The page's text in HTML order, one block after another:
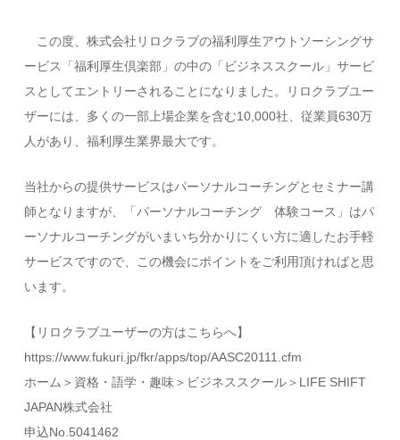
この度、株式会社リロクラブの福利厚生アウトソーシングサ
ービス「福利厚生倶楽部」の中の「ビジネススクール」サービ
スとしてエントリーされることになりました。リロクラブユー
ザーには、多くの一部上場企業を含む10,000社、従業員630万
人があり、福利厚生業界最大です。
当社からの提供サービスはパーソナルコーチングとセミナー講
師となりますが、「パーソナルコーチング 体験コース」はパ
ーソナルコーチングがいまいち分かりにくい方に適したお手軽
サービスですので、この機会にポイントをご利用頂ければと思
います。
【リロクラブユーザーの方はこちらへ】
https://www.fukuri.jp/fkr/apps/top/AASC20111.cfm
ホーム＞資格・語学・趣味＞ビジネススクール＞LIFE SHIFT
JAPAN株式会社
申込No.5041462